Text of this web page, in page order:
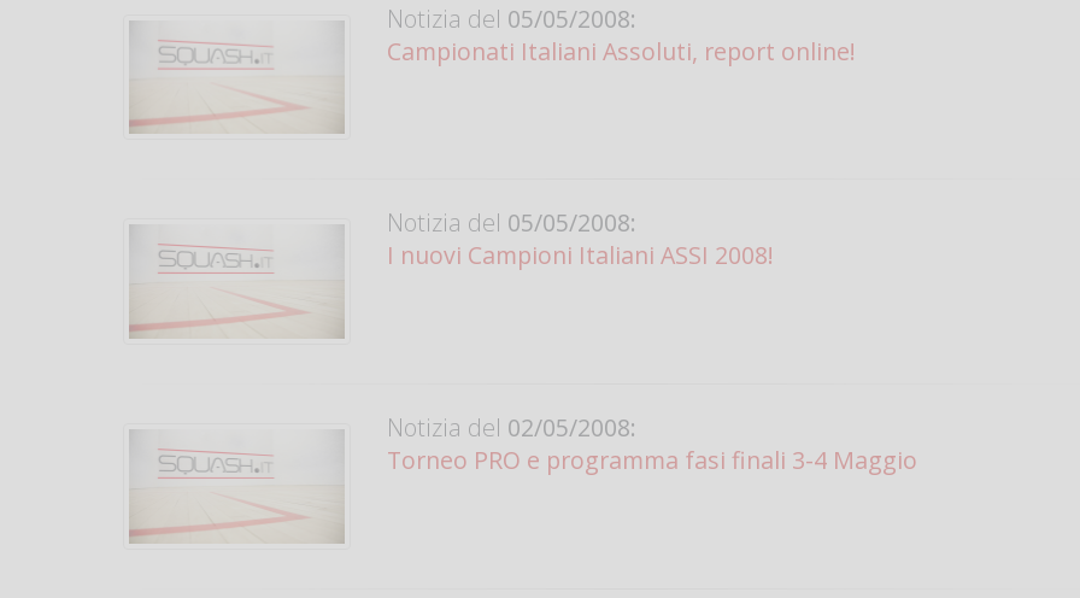
Notizia del 05/05/2008:
Campionati Italiani Assoluti, report online!
Notizia del 05/05/2008:
I nuovi Campioni Italiani ASSI 2008!
Notizia del 02/05/2008:
Torneo PRO e programma fasi finali 3-4 Maggio